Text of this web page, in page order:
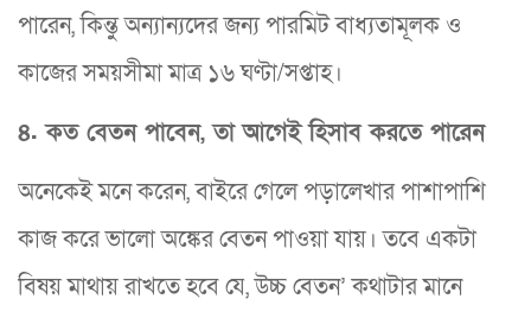
পারেন, কিন্তু অন্যান্যদের জন্য পারমিট বাধ্যতামূলক ও
কাজের সময়সীমা মাত্র ১৬ ঘণ্টা/সপ্তাহ।
৪. কত বেতন পাবেন, তা আগেই হিসাব করতে পারেন
অনেকেই মনে করেন, বাইরে গেলে পড়ালেখার পাশাপাশি
কাজ করে ভালো অঙ্কের বেতন পাওয়া যায়। তবে একটা
বিষয় মাথায় রাখতে হবে যে, উচ্চ বেতন’ কথাটার মানে